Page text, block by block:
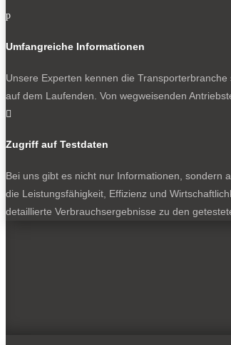
p
Umfangreiche Informationen
Unsere Experten kennen die
auf dem Laufenden. Von wegweisenden

Zugriff auf Testdaten
Bei uns gibt es nicht nur Informationen, sondern
die Leistungsfähigkeit, Effizienz und
detaillierte Verbrauchsergebnisse zu den